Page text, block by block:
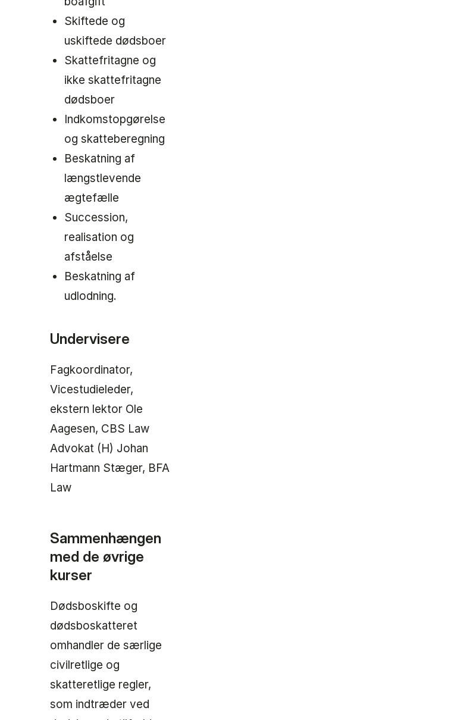
Skiftede og
uskiftede dødsboer
Skattefritagne og
ikke skattefritagne
dødsboer
Indkomstopgørelse
og skatteberegning
Beskatning af
længstlevende
ægtefælle
Succession,
realisation og
afståelse
Beskatning af
udlodning.
Undervisere
Fagkoordinator,
Vicestudieleder,
ekstern lektor Ole
Aagesen, CBS Law
Advokat (H) Johan
Hartmann Stæger, BFA
Law
Sammenhængen
med de øvrige
kurser
Dødsboskifte og
dødsboskatteret
omhandler de særlige
civilretlige og
skatteretlige regler,
som indtræder ved